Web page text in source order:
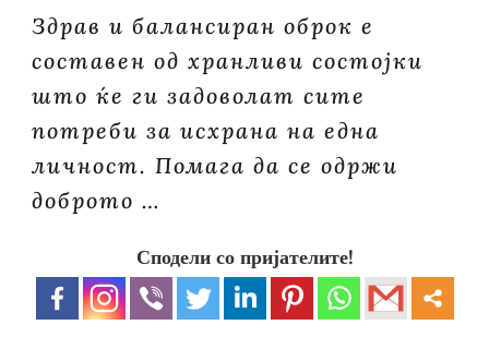
Здрав и балансиран оброк е
составен од хранливи состојки
што ќе ги задоволат сите
потреби за исхрана на една
личност. Помага да се одржи
доброто …
Сподели со пријателите!